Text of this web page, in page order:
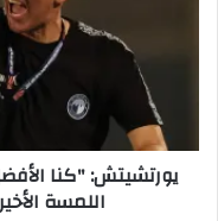
المشكلة
اللمسة
الأخيرة
وعدم
يورتشيتش: "كنا
اللمسة